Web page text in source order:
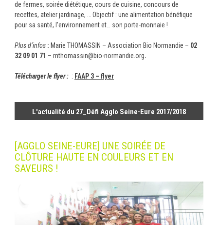
de fermes, soirée diététique, cours de cuisine, concours de
recettes, atelier jardinage, … Objectif : une alimentation bénéfique
pour sa santé, l’environnement et… son porte-monnaie !
Plus d’infos : Marie THOMASSIN – Association Bio Normandie – 02
32 09 01 71 – mthomassin@bio-normandie.org.
Télécharger le flyer : : FAAP 3 – flyer
L'actualité du 27_Défi Agglo Seine-Eure 2017/2018
[AGGLO SEINE-EURE] UNE SOIRÉE DE
CLÔTURE HAUTE EN COULEURS ET EN
SAVEURS !